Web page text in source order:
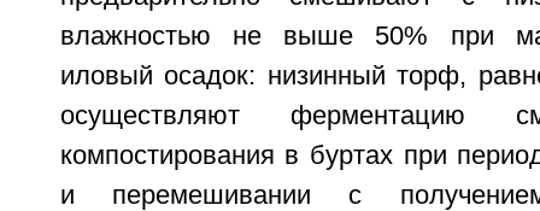
влажностью не выше 50% при
иловый осадок: низинный торф,
осуществляют ферментацию
компостирования в буртах при
и перемешивании с